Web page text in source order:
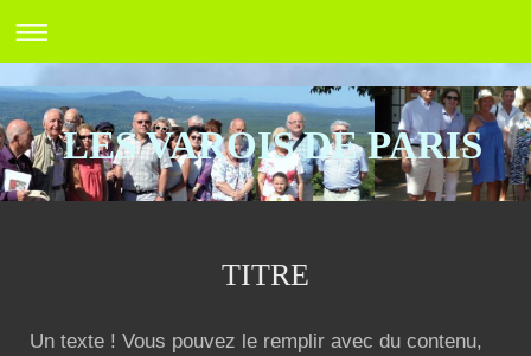
LES VAROIS DE PARIS
TITRE
Un texte ! Vous pouvez le remplir avec du contenu,